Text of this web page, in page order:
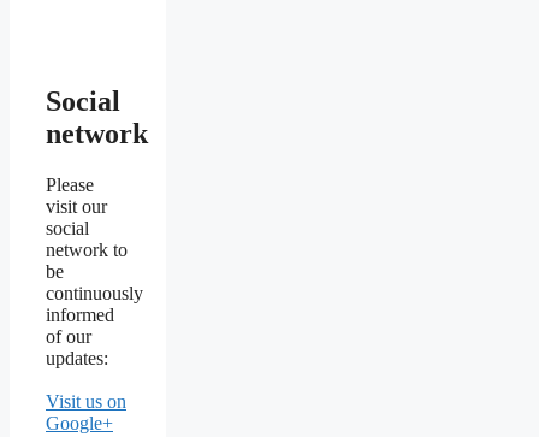
Social
network
Please
visit our
social
network to
be
continuously
informed
of our
updates:
Visit us on
Google+